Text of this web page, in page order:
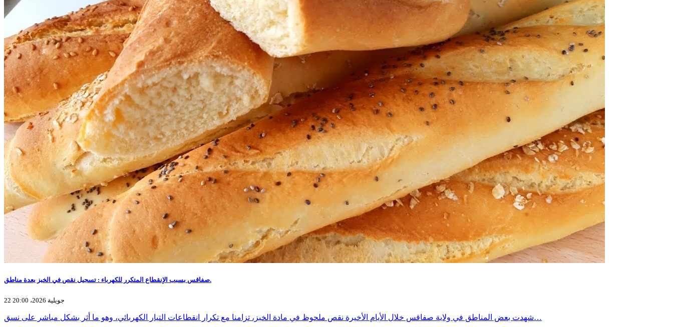
صفاقس بسبب الإنقطاع المتكرر للكهرباء : تسجيل نقص في الخبز بعدة مناطق.
22 جويلية 2026، 20:00
شهدت بعض المناطق في ولاية صفاقس خلال الأيام الأخيرة نقص ملحوظ في مادة الخبز، تزامنا مع تكرار انقطاعات التيار الكهربائي، وهو ما أثر بشكل مباشر على نسق…